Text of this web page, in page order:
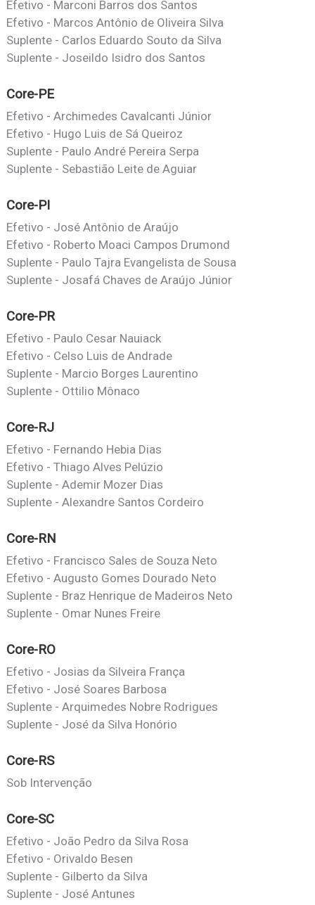
Efetivo - Marconi Barros dos Santos
Efetivo - Marcos Antônio de Oliveira Silva
Suplente - Carlos Eduardo Souto da Silva
Suplente - Joseildo Isidro dos Santos
Core-PE
Efetivo - Archimedes Cavalcanti Júnior
Efetivo - Hugo Luis de Sá Queiroz
Suplente - Paulo André Pereira Serpa
Suplente - Sebastião Leite de Aguiar
Core-PI
Efetivo - José Antônio de Araújo
Efetivo - Roberto Moaci Campos Drumond
Suplente - Paulo Tajra Evangelista de Sousa
Suplente - Josafá Chaves de Araújo Júnior
Core-PR
Efetivo - Paulo Cesar Nauiack
Efetivo - Celso Luis de Andrade
Suplente - Marcio Borges Laurentino
Suplente - Ottilio Mônaco
Core-RJ
Efetivo - Fernando Hebia Dias
Efetivo - Thiago Alves Pelúzio
Suplente - Ademir Mozer Dias
Suplente - Alexandre Santos Cordeiro
Core-RN
Efetivo - Francisco Sales de Souza Neto
Efetivo - Augusto Gomes Dourado Neto
Suplente - Braz Henrique de Madeiros Neto
Suplente - Omar Nunes Freire
Core-RO
Efetivo - Josias da Silveira França
Efetivo - José Soares Barbosa
Suplente - Arquimedes Nobre Rodrigues
Suplente - José da Silva Honório
Core-RS
Sob Intervenção
Core-SC
Efetivo - João Pedro da Silva Rosa
Efetivo - Orivaldo Besen
Suplente - Gilberto da Silva
Suplente - José Antunes